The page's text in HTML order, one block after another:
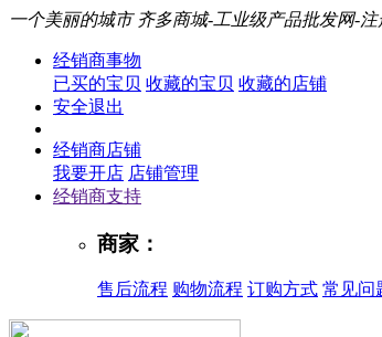
一个美丽的城市 齐多商城-工业级产品批发网-
经销商事物
已买的宝贝 收藏的宝贝 收藏的店铺
安全退出
经销商店铺
我要开店 店铺管理
经销商支持
商家：
售后流程 购物流程 订购方式 常见问